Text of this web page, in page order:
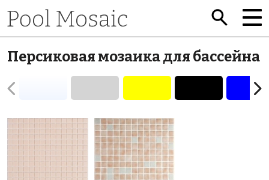
Персиковая мозаика для бассейна